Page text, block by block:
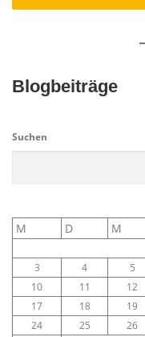
g
i
Blogbeiträge
Suchen
M D M
3
4 5
10
11 12
17
18 19
24
25 26